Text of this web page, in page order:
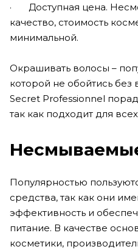
· Доступная цена.
качество, стоимость
минимальной.
Окрашивать волосы –
которой не обойтись без
Secret Professionnel
так как подходит для
Популярностью
средства, так как они
эффективность и
питание. В качестве
косметики,